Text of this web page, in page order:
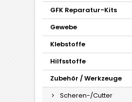
GFK Reparatur-Kits
Gewebe
Klebstoffe
Hilfsstoffe
Zubehör / Werkzeuge
Scheren-/Cutter